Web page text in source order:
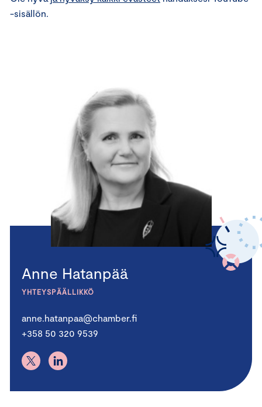
-sisällön.
Anne Hatanpää
YHTEYSPÄÄLLIKKÖ
anne.hatanpaa@chamber.fi
+358 50 320 9539